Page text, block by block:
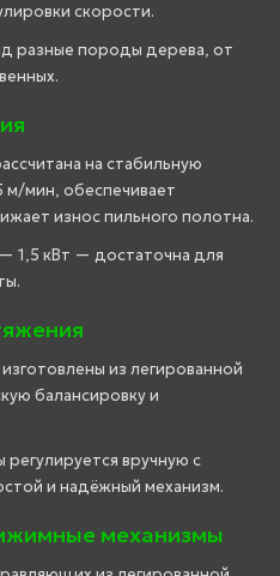
скорости.
разные породы дерева, от
на стабильную
м/мин, обеспечивает
износ пильного полотна.
1,5 кВт — достаточна для
из легированной
балансировку и
вручную с
и надёжный механизм.
механизмы